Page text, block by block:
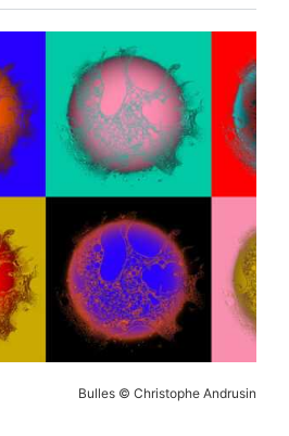
Bulles © Christophe Andrusin